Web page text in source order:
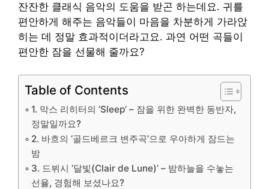
잔잔한 클래식 음악의 도움을 받곤 하는데요. 귀를
편안하게 해주는 음악들이 마음을 차분하게 가라앉
히는 데 정말 효과적이더라고요. 과연 어떤 곡들이
편안한 잠을 선물해 줄까요?
Table of Contents
1. 막스 리히터의 ‘Sleep’ – 잠을 위한 완벽한 동반자,
정말일까요?
2. 바흐의 ‘골드베르크 변주곡’으로 우아하게 잠드는
밤
3. 드뷔시 ‘달빛(Clair de Lune)’ – 밤하늘을 수놓는
선율, 경험해 보셨나요?